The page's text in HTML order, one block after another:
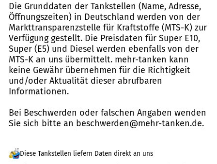
Die Grunddaten der Tankstellen (Name, Adresse,
Öffnungszeiten) in Deutschland werden von der
Markttransparenzstelle für Kraftstoffe (MTS-K) zur
Verfügung gestellt. Die Preisdaten für Super E10,
Super (E5) und Diesel werden ebenfalls von der
MTS-K an uns übermittelt. mehr-tanken kann
keine Gewähr übernehmen für die Richtigkeit
und/oder Aktualität dieser abrufbaren
Informationen.
Bei Beschwerden oder falschen Angaben wenden
Sie sich bitte an beschwerden@mehr-tanken.de.
Diese Tankstellen liefern Daten direkt an uns